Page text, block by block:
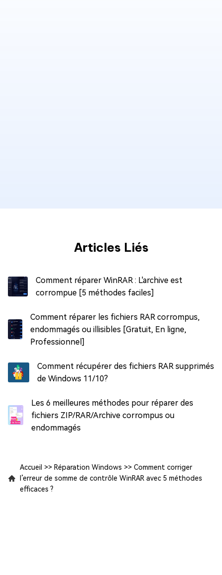
Articles Liés
Comment réparer WinRAR : L'archive est
corrompue [5 méthodes faciles]
Comment réparer les fichiers RAR corrompus,
endommagés ou illisibles [Gratuit, En ligne,
Professionnel]
Comment récupérer des fichiers RAR supprimés
de Windows 11/10?
Les 6 meilleures méthodes pour réparer des
fichiers ZIP/RAR/Archive corrompus ou
endommagés
Accueil >> Réparation Windows >> Comment corriger
l’erreur de somme de contrôle WinRAR avec 5 méthodes
efficaces ?